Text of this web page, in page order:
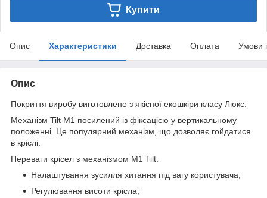
Купити
Опис Характеристики Доставка Оплата Умови
Опис
Покриття виробу виготовлене з якісної екошкіри класу Люкс.
Механізм Tilt М1 посилений із фіксацією у вертикальному
положенні. Це популярний механізм, що дозволяє гойдатися
в кріслі.
Переваги крісел з механізмом M1 Tilt:
Налаштування зусилля хитання під вагу користувача;
Регулювання висоти крісла;